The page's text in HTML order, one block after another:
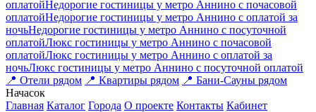
оплатойНедорогие гостиницы у метро Аннино c почасовой
оплатойНедорогие гостиницы у метро Аннино с оплатой за
ночьНедорогие гостиницы у метро Аннино c посуточной
оплатойЛюкс гостиницы у метро Аннино c почасовой
оплатойЛюкс гостиницы у метро Аннино с оплатой за
ночьЛюкс гостиницы у метро Аннино c посуточной оплатой
📍 Отели рядом 📍 Квартиры рядом 📍 Бани-Сауны рядом
Начасок
Главная Каталог Города О проекте Контакты Кабинет